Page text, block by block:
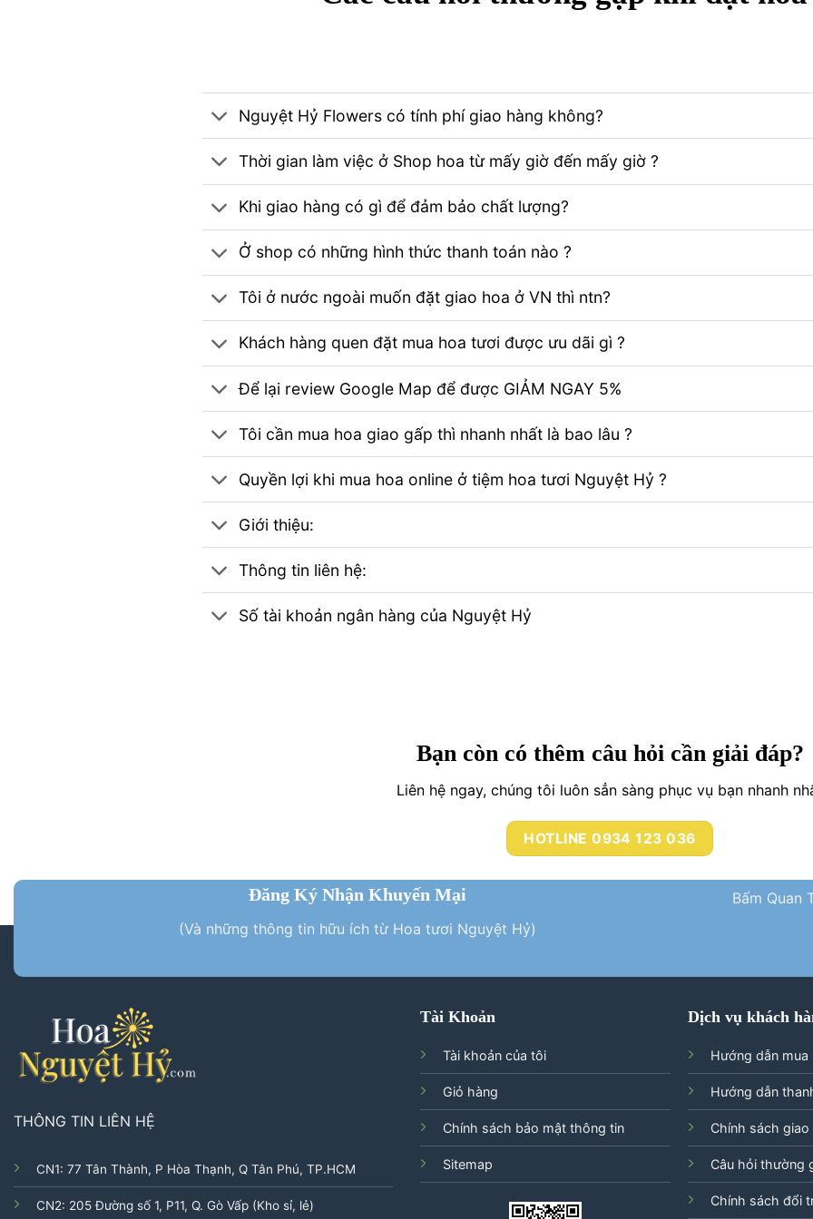
Nguyệt Hỷ Flowers có tính phí giao hàng không?
Thời gian làm việc ở Shop hoa từ mấy giờ đến mấy giờ ?
Khi giao hàng có gì để đảm bảo chất lượng?
Ở shop có những hình thức thanh toán nào ?
Tôi ở nước ngoài muốn đặt giao hoa ở VN thì ntn?
Khách hàng quen đặt mua hoa tươi được ưu dãi gì ?
Để lại review Google Map để được GIẢM NGAY 5%
Tôi cần mua hoa giao gấp thì nhanh nhất là bao lâu ?
Quyền lợi khi mua hoa online ở tiệm hoa tươi Nguyệt Hỷ ?
Giới thiệu:
Thông tin liên hệ:
Số tài khoản ngân hàng của Nguyệt Hỷ
Bạn còn có thêm câu hỏi cần giải đáp?
Liên hệ ngay, chúng tôi luôn sẳn sàng phục vụ bạn nhanh
HOTLINE 0934 123 036
Đăng Ký Nhận Khuyến Mại
(Và những thông tin hữu ích từ Hoa tươi Nguyệt Hỷ)
Bấm Quan
THÔNG TIN LIÊN HỆ
CN1: 77 Tân Thành, P Hòa Thạnh, Q Tân Phú, TP.HCM
CN2: 205 Đường số 1, P11, Q. Gò Vấp (Kho sỉ, lẻ)
Tài Khoản
Tài khoản của tôi
Giỏ hàng
Chính sách bảo mật thông tin
Sitemap
Dịch vụ khách
Hướng dẫn mua
Hướng dẫn
Chính sách giao
Câu hỏi thường
Chính sách đổi